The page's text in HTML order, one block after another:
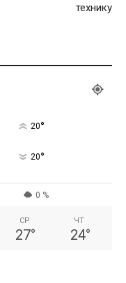
технику
20°
20°
0 %
СР
27°
ЧТ
24°